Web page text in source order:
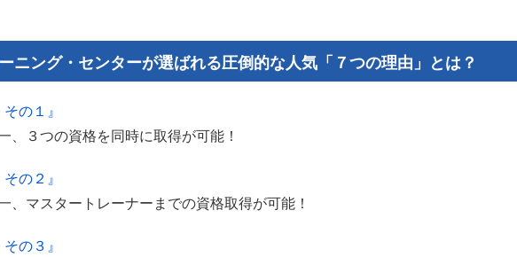
ニング・センターが選ばれる圧倒的な人気「７つの理由」とは？
の１』
、３つの資格を同時に取得が可能！
の２』
、マスタートレーナーまでの資格取得が可能！
の３』